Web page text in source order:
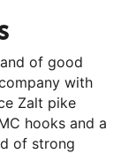
of good
with
Zalt pike
hooks and a
of strong